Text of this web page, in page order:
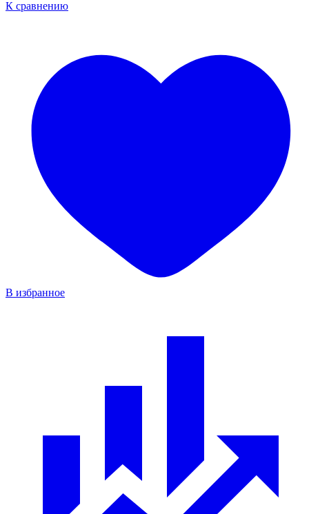
К сравнению
В избранное